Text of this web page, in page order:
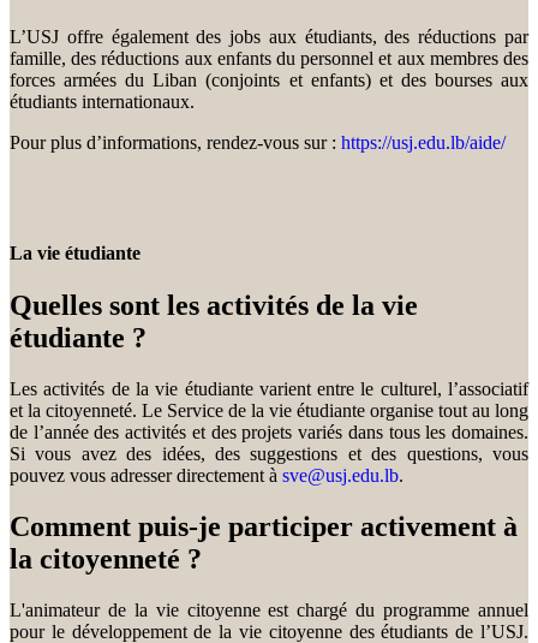
L’USJ offre également des jobs aux étudiants, des réductions par
famille, des réductions aux enfants du personnel et aux membres des
forces armées du Liban (conjoints et enfants) et des bourses aux
étudiants internationaux.
Pour plus d’informations, rendez-vous sur : https://usj.edu.lb/aide/
La vie étudiante
Quelles sont les activités de la vie
étudiante ?
Les activités de la vie étudiante varient entre le culturel, l’associatif
et la citoyenneté. Le Service de la vie étudiante organise tout au long
de l’année des activités et des projets variés dans tous les domaines.
Si vous avez des idées, des suggestions et des questions, vous
pouvez vous adresser directement à sve@usj.edu.lb.
Comment puis-je participer activement à
la citoyenneté ?
L'animateur de la vie citoyenne est chargé du programme annuel
pour le développement de la vie citoyenne des étudiants de l’USJ.